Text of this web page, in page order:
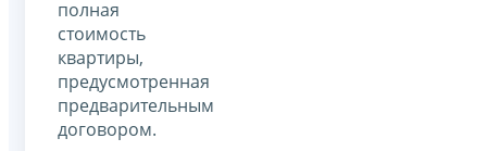
полная
стоимость
квартиры,
предусмотренная
предварительным
договором.